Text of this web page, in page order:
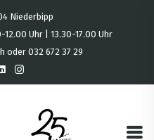
Niederbipp
Uhr | 13.30-17.00 Uhr
032 672 37 29